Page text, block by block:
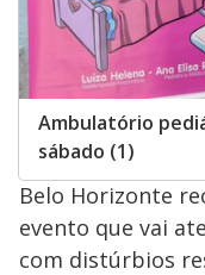
Ambulatório
sábado (1)
Belo Horizonte
evento que vai
com distúrbios